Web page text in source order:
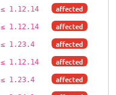
≤ 1.12.14 affected
≤ 1.12.14 affected
≤ 1.23.4 affected
≤ 1.12.14 affected
≤ 1.23.4 affected